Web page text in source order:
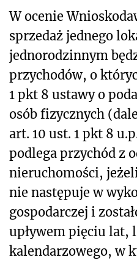
W ocenie
sprzedaż jednego
jednorodzinnym
przychodów, o
1 pkt 8 ustawy o
osób fizycznych
art. 10 ust. 1 pkt 8
podlega przychód z
nieruchomości,
nie następuje w
gospodarczej i
upływem pięciu lat,
kalendarzowego, w